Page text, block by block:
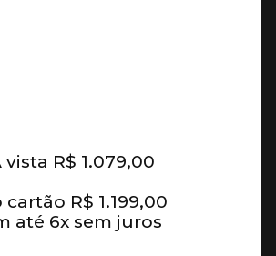
vista R$ 1.079,00
cartão R$ 1.199,00
até 6x sem juros